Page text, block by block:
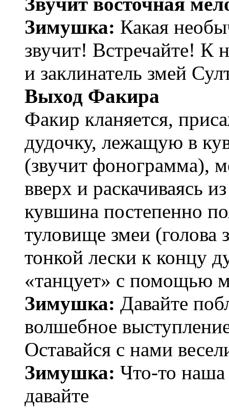
Зимушка: Какая
звучит! Встречайте! К
и заклинатель змей
Выход Факира
Факир кланяется,
дудочку, лежащую в
(звучит фонограмма),
вверх и раскачиваясь
кувшина постепенно
туловище змеи
тонкой лески к концу
«танцует» с помощью
Зимушка: Давайте
волшебное
Оставайся с нами
Зимушка: Что-то наша
давайте